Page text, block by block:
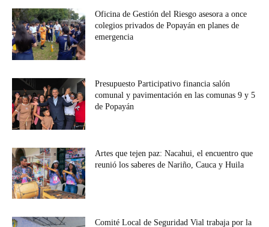
Oficina de Gestión del Riesgo asesora a once
colegios privados de Popayán en planes de
emergencia
Presupuesto Participativo financia salón
comunal y pavimentación en las comunas 9 y 5
de Popayán
Artes que tejen paz: Nacahui, el encuentro que
reunió los saberes de Nariño, Cauca y Huila
Comité Local de Seguridad Vial trabaja por la